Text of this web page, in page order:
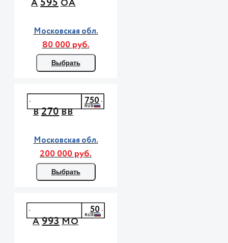
А ОА
Московская обл.
80 000 руб.
Выбрать
В270ВВ
750
Московская обл.
200 000 руб.
Выбрать
А993МО
50